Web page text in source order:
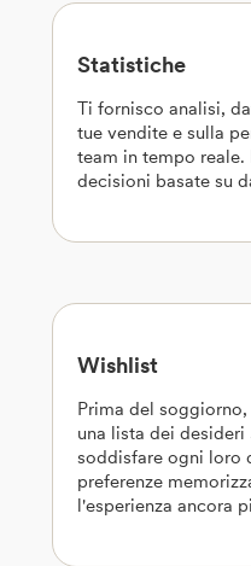
Statistiche
Ti fornisco analisi,
tue vendite e sulla
team in tempo
decisioni basate su
Wishlist
Prima del
una lista dei
soddisfare ogni loro
preferenze
l'esperienza ancora